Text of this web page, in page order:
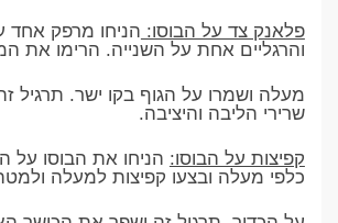
פלאנק צד על הבוסו: הניחו מרפק אחד
והרגליים אחת על השנייה. הרימו את
מעלה ושמרו על הגוף בקו ישר. תרגיל
שרירי הליבה והיציבה.
קפיצות על הבוסו: הניחו את הבוסו על
כלפי מעלה ובצעו קפיצות למעלה